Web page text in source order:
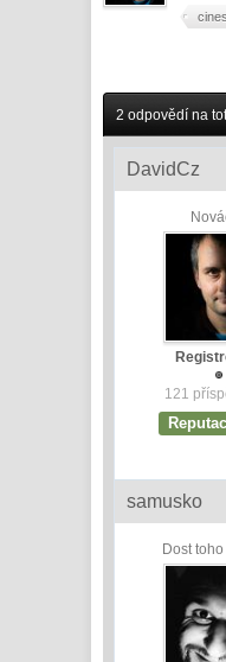
2 odpovědí na
DavidCz
121
samusko
Dost